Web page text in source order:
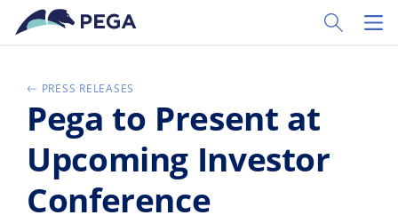
Zum Hauptinhalt wechseln
Toggle
PRESS RELEASES
Pega to Present at
Upcoming Investor
Conference